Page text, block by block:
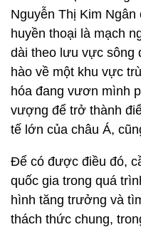
Nguyễn Thị Kim
huyền thoại là mạch
dài theo lưu vực sông
hào về một khu vực
hóa đang vươn mình
vượng để trở thành
tế lớn của châu Á,
Để có được điều đó,
quốc gia trong quá
hình tăng trưởng và
thách thức chung,